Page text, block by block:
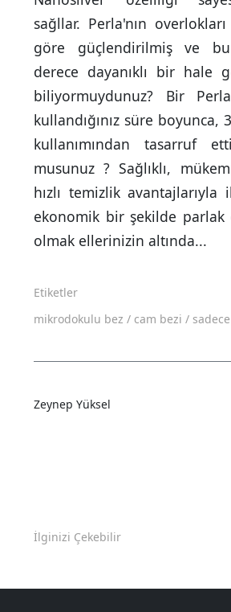
sağllar. Perla'nın
göre güçlendirilmiş ve
derece dayanıklı bir hale
biliyormuydunuz? Bir
kullandığınız süre boyunca,
kullanımından tasarruf
musunuz ? Sağlıklı,
hızlı temizlik
ekonomik bir şekilde parlak
olmak ellerinizin altında...
Etiketler
mikrodokulu bez / cam bezi /
Zeynep Yüksel
İlginizi Çekebilir